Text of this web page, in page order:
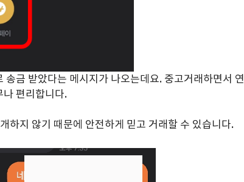
금 받았다는 메시지가 나오는데요. 중고거래하면서 연
나 편리합니다.
하지 않기 때문에 안전하게 믿고 거래할 수 있습니다.